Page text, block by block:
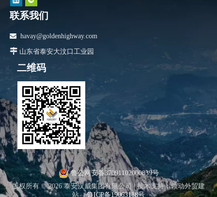
联系我们
 havay@goldenhighway.com
 山东省泰安大汶口工业园
二维码
鲁公网安备37091102000839号
版权所有 ©2026泰安汉威集团有限公司 |技术支持：领动外贸建
站
鲁ICP备19063118号